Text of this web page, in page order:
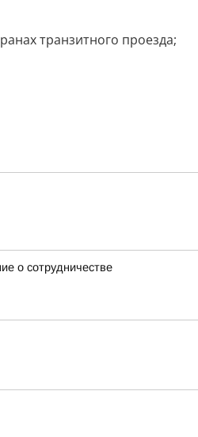
транзитного проезда;
о сотрудничестве